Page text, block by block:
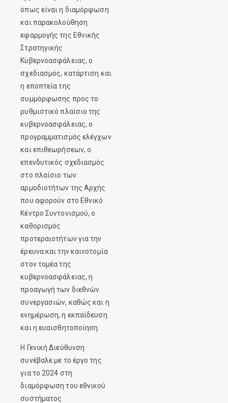
όπως είναι η διαμόρφωση
και παρακολούθηση
εφαρμογής της Εθνικής
Στρατηγικής
Κυβερνοασφάλειας, ο
σχεδιασμός, κατάρτιση και
η εποπτεία της
συμμόρφωσης προς το
ρυθμιστικό πλαίσιο της
κυβερνοασφάλειας, ο
προγραμματισμός ελέγχων
και επιθεωρήσεων, ο
επενδυτικός σχεδιασμός
στο πλαίσιο των
αρμοδιοτήτων της Αρχής
που αφορούν στο Εθνικό
Κέντρο Συντονισμού, ο
καθορισμός
προτεραιοτήτων για την
έρευνα και την καινοτομία
στον τομέα της
κυβερνοασφάλειας, η
προαγωγή των διεθνών
συνεργασιών, καθώς και η
ενημέρωση, η εκπαίδευση
και η ευαισθητοποίηση.
Η Γενική Διεύθυνση
συνέβαλε με το έργο της
για το 2024 στη
διαμόρφωση του εθνικού
συστήματος